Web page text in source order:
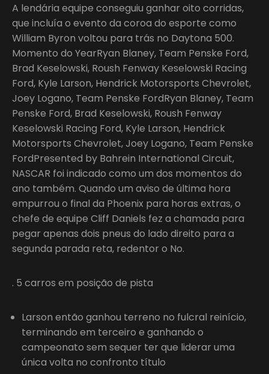
A lendária equipe conseguiu ganhar oito corridas,
que incluía o evento da coroa do esporte como
William Byron voltou para trás no Daytona 500.
Momento do YearRyan Blaney, Team Penske Ford,
Brad Keselowski, Roush Fenway Keselowski Racing
Ford, Kyle Larson, Hendrick Motorsports Chevrolet,
Joey Logano, Team Penske FordRyan Blaney, Team
Penske Ford, Brad Keselowski, Roush Fenway
Keselowski Racing Ford, Kyle Larson, Hendrick
Motorsports Chevrolet, Joey Logano, Team Penske
FordPresented by Bahrein International Circuit,
NASCAR foi indicado como um dos momentos do
ano também. Quando um aviso de última hora
empurrou o final da Phoenix para horas extras, o
chefe de equipe Cliff Daniels fez a chamada para
pegar apenas dois pneus do lado direito para a
segunda parada reta, redentor o No.
. 5 carros em posição de pista
Larson então ganhou terreno no fulcral reinício,
terminando em terceiro e ganhando o
campeonato sem sequer ter que liderar uma
única volta no confronto título